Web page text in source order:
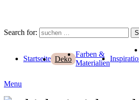
Search for:
Startseite Deko
Farben &
Materialien
Menu